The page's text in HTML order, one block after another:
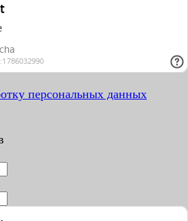
персональных данных